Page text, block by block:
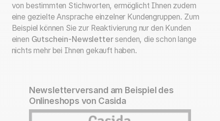
von bestimmten Stichworten, ermöglicht Ihnen zudem
eine gezielte Ansprache einzelner Kundengruppen. Zum
Beispiel können Sie zur Reaktivierung nur den Kunden
einen Gutschein-Newslettersenden, die schon lange
nichts mehr bei Ihnen gekauft haben.
Newsletterversand am Beispiel des
Onlineshops von Casida